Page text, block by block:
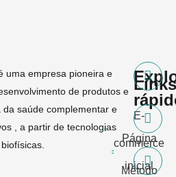
uma empresa pioneira e
de produtos e
da saúde complementar e
, a partir de tecnologias
biofísicas.
Links
Página
inicial
E-
commerce
Método